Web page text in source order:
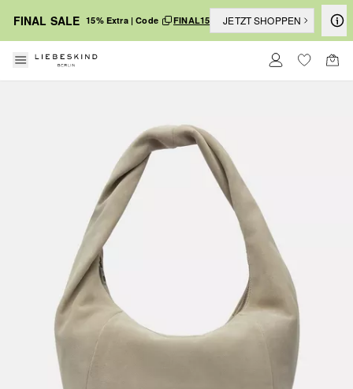
FINAL SALE 15% Extra | Code FINAL15 JETZT SHOPPEN